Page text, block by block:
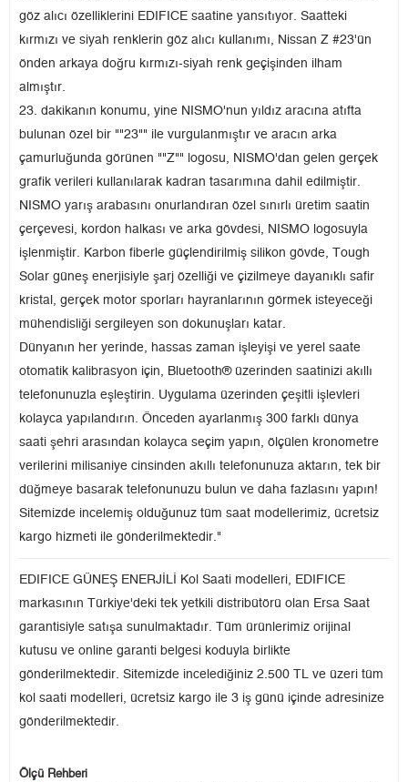
göz alıcı özelliklerini EDIFICE saatine yansıtıyor. Saatteki
kırmızı ve siyah renklerin göz alıcı kullanımı, Nissan Z #23'ün
önden arkaya doğru kırmızı-siyah renk geçişinden ilham
almıştır.
23. dakikanın konumu, yine NISMO'nun yıldız aracına atıfta
bulunan özel bir ""23"" ile vurgulanmıştır ve aracın arka
çamurluğunda görünen ""Z"" logosu, NISMO'dan gelen gerçek
grafik verileri kullanılarak kadran tasarımına dahil edilmiştir.
NISMO yarış arabasını onurlandıran özel sınırlı üretim saatin
çerçevesi, kordon halkası ve arka gövdesi, NISMO logosuyla
işlenmiştir. Karbon fiberle güçlendirilmiş silikon gövde, Tough
Solar güneş enerjisiyle şarj özelliği ve çizilmeye dayanıklı safir
kristal, gerçek motor sporları hayranlarının görmek isteyeceği
mühendisliği sergileyen son dokunuşları katar.
Dünyanın her yerinde, hassas zaman işleyişi ve yerel saate
otomatik kalibrasyon için, Bluetooth® üzerinden saatinizi akıllı
telefonunuzla eşleştirin. Uygulama üzerinden çeşitli işlevleri
kolayca yapılandırın. Önceden ayarlanmış 300 farklı dünya
saati şehri arasından kolayca seçim yapın, ölçülen kronometre
verilerini milisaniye cinsinden akıllı telefonunuza aktarın, tek bir
düğmeye basarak telefonunuzu bulun ve daha fazlasını yapın!
Sitemizde incelemiş olduğunuz tüm saat modellerimiz, ücretsiz
kargo hizmeti ile gönderilmektedir."
EDIFICE GÜNEŞ ENERJİLİ Kol Saati modelleri, EDIFICE
markasının Türkiye'deki tek yetkili distribütörü olan Ersa Saat
garantisiyle satışa sunulmaktadır. Tüm ürünlerimiz orijinal
kutusu ve online garanti belgesi koduyla birlikte
gönderilmektedir. Sitemizde incelediğiniz 2.500 TL ve üzeri tüm
kol saati modelleri, ücretsiz kargo ile 3 iş günü içinde adresinize
gönderilmektedir.
Ölçü Rehberi